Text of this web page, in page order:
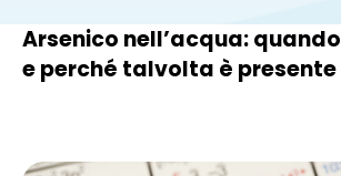
Arsenico nell’acqua: quando
e perché talvolta è presente